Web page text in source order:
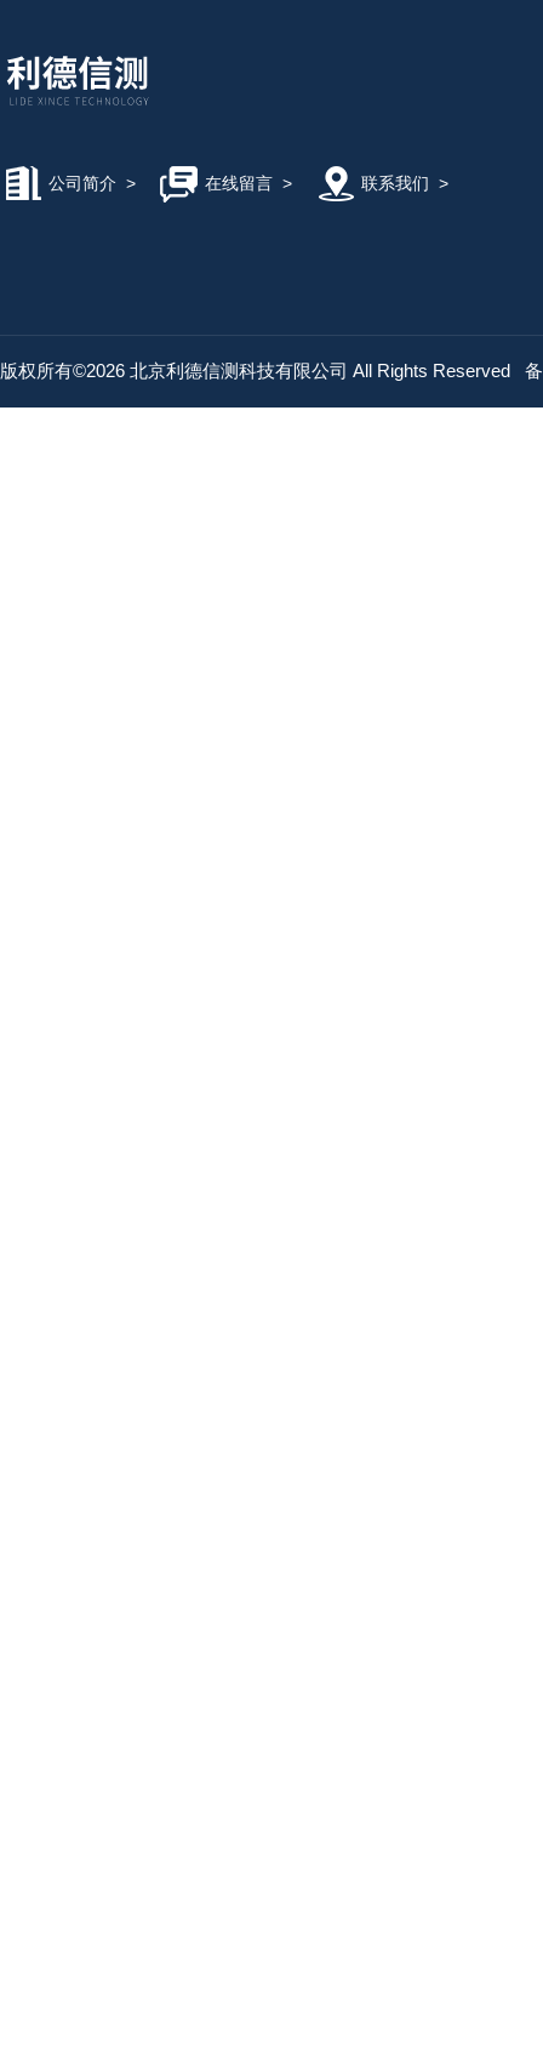
公司简介 > 在线留言> 联系我们 >
版权所有©2026 北京利德信测科技有限公司 All Rights Reserved